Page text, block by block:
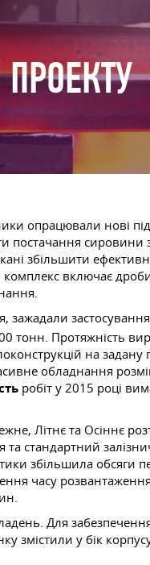
опрацювали нові
постачання сировини
збільшити
включає
зажадали
тонн. Протяжність
на
обладнання
робіт у 2015 році
Літнє та Осіннє
стандартний
збільшила обсяги
часу
Для
змістили у бік